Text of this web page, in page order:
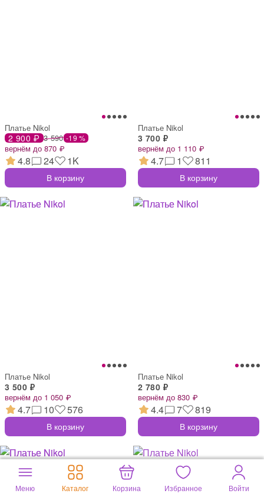
Платье Nikol
2 900 ₽ 3 590 -19 %
вернём до 870 ₽
4.8 24 1K
В корзину
Платье Nikol
3 700 ₽
вернём до 1 110 ₽
4.7 1 811
В корзину
Платье Nikol
3 500 ₽
вернём до 1 050 ₽
4.7 10 576
В корзину
Платье Nikol
2 780 ₽
вернём до 830 ₽
4.4 7 819
В корзину
Меню Каталог Корзина Избранное Войти